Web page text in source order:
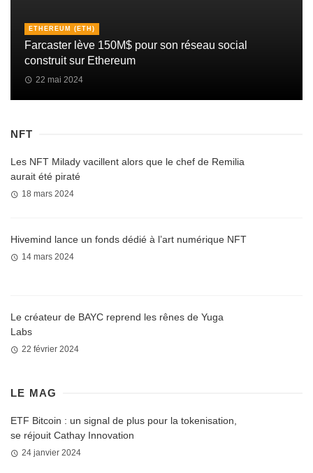
ETHEREUM (ETH)
Farcaster lève 150M$ pour son réseau social
construit sur Ethereum
22 mai 2024
NFT
Les NFT Milady vacillent alors que le chef de Remilia
aurait été piraté
18 mars 2024
Hivemind lance un fonds dédié à l’art numérique NFT
14 mars 2024
Le créateur de BAYC reprend les rênes de Yuga
Labs
22 février 2024
LE MAG
ETF Bitcoin : un signal de plus pour la tokenisation,
se réjouit Cathay Innovation
24 janvier 2024